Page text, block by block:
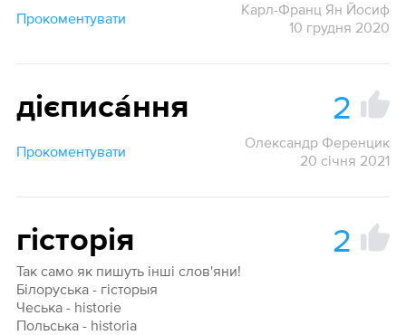
Прокоментувати
Карл-Франц Ян Йосиф
10 грудня 2020
дієписа́ння 2
Прокоментувати
Олександр Ференцик
20 січня 2021
гісторія 2
Так само як пишуть інші слов'яни!
Білоруська - гісторыя
Чеська - historie
Польська - historia